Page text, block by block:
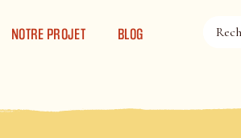
NOTRE PROJET BLOG